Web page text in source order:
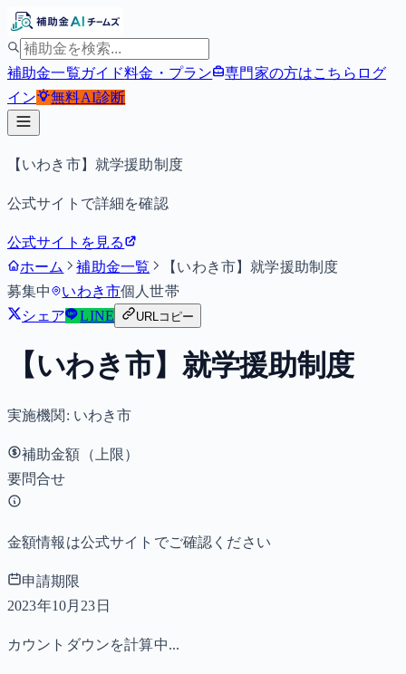
補助金一覧ガイド料金・プラン 専門家の方はこちら ログ
イン
無料AI診断
【いわき市】就学援助制度
公式サイトで詳細を確認
公式サイトを見る
ホーム
補助金一覧
【いわき市】就学援助制度
募集中
いわき市個人世帯
シェア
LINE URLコピー
【いわき市】就学援助制度
実施機関: いわき市
補助金額（上限）
要問合せ
金額情報は公式サイトでご確認ください
申請期限
2023年10月23日
カウントダウンを計算中...